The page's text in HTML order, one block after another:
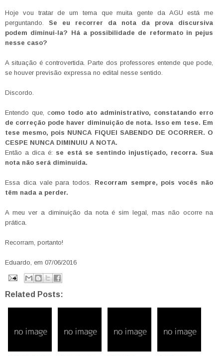
Hoje vou tratar de um tema que muita gente da AGU está me
perguntando. Se eu recorrer da nota da prova discursiva
podem diminui-la? Há a possibilidade de reformato in pejus
nesse caso?
A situação é controvertida. Parte dos professores entende que pode,
se houver previsão expressa no edital nesse sentido.
Discordo.
Entendo que, como todo ato administrativo, constatando erro
de correção pode haver diminuição de nota. Isso em tese. Em
tese mesmo, pois NUNCA FIQUEI SABENDO DE OCORRER. O
CESPE NUNCA DIMINUIU A NOTA.
Então a dica é: se está se sentindo injustiçado, recorra. Sua
nota não será diminuída.
Essa dica vale para todos. Recorram sempre, pois vocês não
têm nada a perder.
A meu ver a diminuição da nota é sim legal, mas não ocorre na
prática.
Recorram, portanto!
Eduardo, em 07/06/2016
Related Posts: